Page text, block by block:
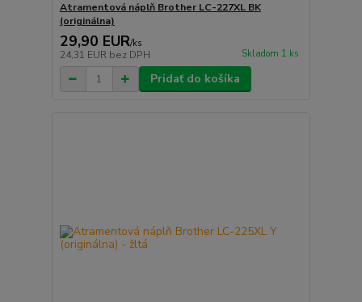
Atramentová náplň Brother LC-227XL BK
(originálna)
29,90 EUR/ks
24,31 EUR bez DPH Skladom 1 ks
Pridať do košíka